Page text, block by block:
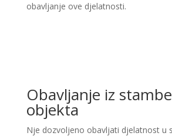
obavljanje ove djelatnosti.
Obavljanje iz
objekta
Nje dozvoljeno obavljati djelatnost u